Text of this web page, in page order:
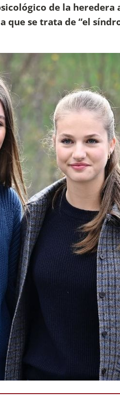
de la heredera
se trata de “el